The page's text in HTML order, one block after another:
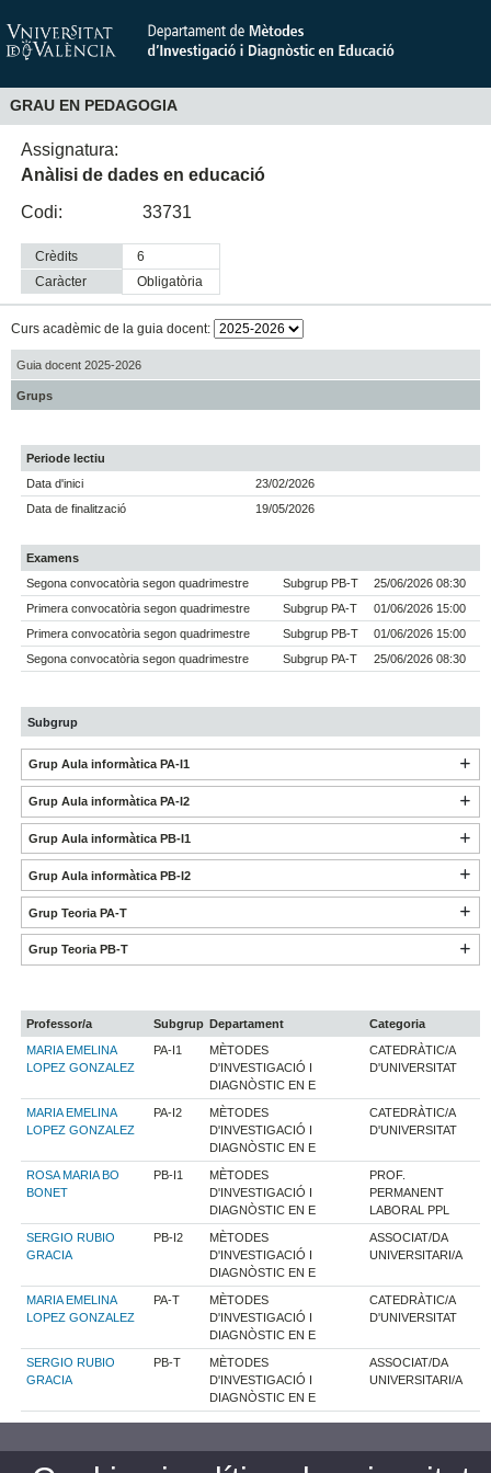
GRAU EN PEDAGOGIA
Assignatura:
Anàlisi de dades en educació
Codi:
33731
Crèdits
6
Caràcter
obligatòria
Curs acadèmic de la guia docent:
Guia docent 2025-2026
Grups
Periode lectiu
Data d'inici
23/02/2026
Data de finalització
19/05/2026
Examens
Segona convocatòria segon quadrimestre
Subgrup PB-T
25/06/2026 08:30
Primera convocatòria segon quadrimestre
Subgrup PA-T
01/06/2026 15:00
Primera convocatòria segon quadrimestre
Subgrup PB-T
01/06/2026 15:00
Segona convocatòria segon quadrimestre
Subgrup PA-T 25/06/2026 08:30
Subgrup
Grup Aula informàtica PA-I1
Grup Aula informàtica PA-I2
Grup Aula informàtica PB-I1
Grup Aula informàtica PB-I2
Grup Teoria PA-T
Grup Teoria PB-T
Professor/a Subgrup Departament
Categoria
MARIA EMELINA
LOPEZ GONZALEZ
PA-I1
MÈTODES
D'INVESTIGACIÓ I
DIAGNÒSTIC EN E
CATEDRÀTIC/A
D'UNIVERSITAT
MARIA EMELINA
LOPEZ GONZALEZ
PA-I2
MÈTODES
D'INVESTIGACIÓ I
DIAGNÒSTIC EN E
CATEDRÀTIC/A
D'UNIVERSITAT
ROSA MARIA BO
BONET
PB-I1
MÈTODES
D'INVESTIGACIÓ I
DIAGNÒSTIC EN E
PROF.
PERMANENT
LABORAL PPL
SERGIO RUBIO
GRACIA
PB-I2
MÈTODES
D'INVESTIGACIÓ I
DIAGNÒSTIC EN E
ASSOCIAT/DA
UNIVERSITARI/A
MARIA EMELINA
LOPEZ GONZALEZ
PA-T
MÈTODES
D'INVESTIGACIÓ I
DIAGNÒSTIC EN E
CATEDRÀTIC/A
D'UNIVERSITAT
SERGIO RUBIO
GRACIA
PB-T
MÈTODES
D'INVESTIGACIÓ I
DIAGNÒSTIC EN E
ASSOCIAT/DA
UNIVERSITARI/A